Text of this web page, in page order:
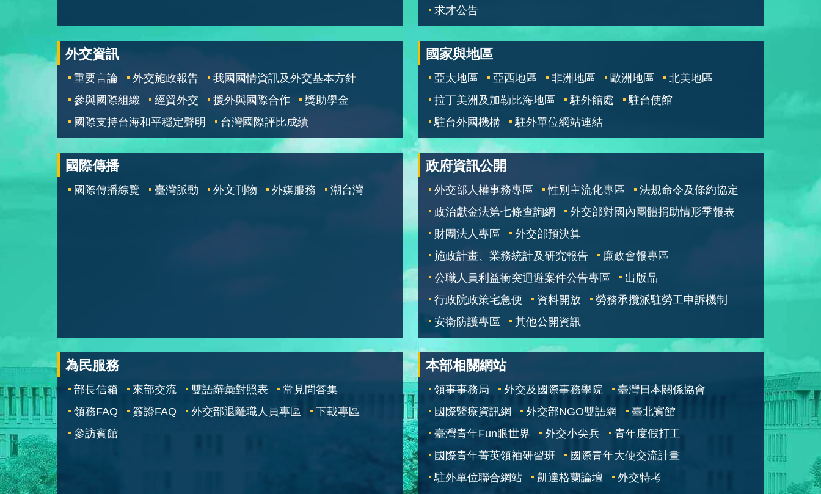
求才公告
外交資訊
重要言論 外交施政報告
我國國情資訊及外交基本方針
參與國際組織
經貿外交 援外與國際合作
獎助學金
國際支持台海和平穩定聲明
台灣國際評比成績
國家與地區
亞太地區 亞西地區 非洲地區 歐洲地區
北美地區
拉丁美洲及加勒比海地區
駐外館處
駐台使館
駐台外國機構
駐外單位網站連結
國際傳播
國際傳播綜覽 臺灣脈動 外文刊物 外媒服務 潮台灣
政府資訊公開
外交部人權事務專區 性別主流化專區
法規命令及條約協定
政治獻金法第七條查詢網
外交部對國內團體捐助情形季報表
財團法人專區
外交部預決算
施政計畫、業務統計及研究報告
廉政會報專區
公職人員利益衝突迴避案件公告專區
出版品
行政院政策宅急便
資料開放
勞務承攬派駐勞工申訴機制
安衛防護專區
其他公開資訊
為民服務
部長信箱 來部交流 雙語辭彙對照表
常見問答集
領務FAQ
簽證FAQ 外交部退離職人員專區
下載專區
參訪賓館
本部相關網站
領事事務局 外交及國際事務學院
臺灣日本關係協會
國際醫療資訊網
外交部NGO雙語網
臺北賓館
臺灣青年Fun眼世界
外交小尖兵
青年度假打工
國際青年菁英領袖研習班
國際青年大使交流計畫
駐外單位聯合網站
凱達格蘭論壇
外交特考